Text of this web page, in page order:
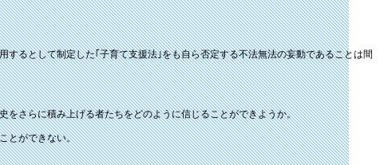
るとして制定した｢子育て支援法｣をも自ら否定する不法無法の妄動であることは間
をさらに積み上げる者たちをどのように信じることができようか。
とができない。